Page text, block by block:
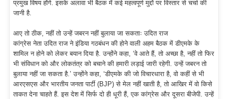
प्रमुख विषय होंगे. इसके अलावा भी बैठक में कई महत्वपूर्ण मुद्दों पर विस्तार से चर्चा की
जानी है.
आए तो ठीक, नहीं तो उन्हें जबरन नहीं बुलाया जा सकताः उदित राज
कांग्रेस नेता उदित राज ने इंडिया गठबंधन की होने वाली अहम बैठक में डीएमके के
शामिल न होने को लेकर बयान दिया है. उन्होंने कहा, ‘वे आते हैं, तो अच्छा है, नहीं तो फिर
भी संविधान को और लोकतंत्र को बचाने की हमारी लड़ाई जारी रहेगी. उन्हें जबरन तो
बुलाया नहीं जा सकता है.’ उन्होंने कहा, ‘डीएमके की जो विचारधारा है, वो कहीं से भी
आरएसएस और भारतीय जनता पार्टी (BJP) से मेल नहीं खाती है, तो आखिर में वो किसे
ताकत देना चाहते हैं. इस देश में सिर्फ दो ही धूरी हैं, एक कांग्रेस और दूसरा बीजेपी. उन्हें